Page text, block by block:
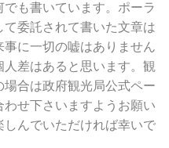
も書いています。ポーラ
委託されて書いた文章は
に一切の嘘はありません
差はあると思います。観
合は政府観光局公式ペー
せ下さいますようお願い
んでいただければ幸いで